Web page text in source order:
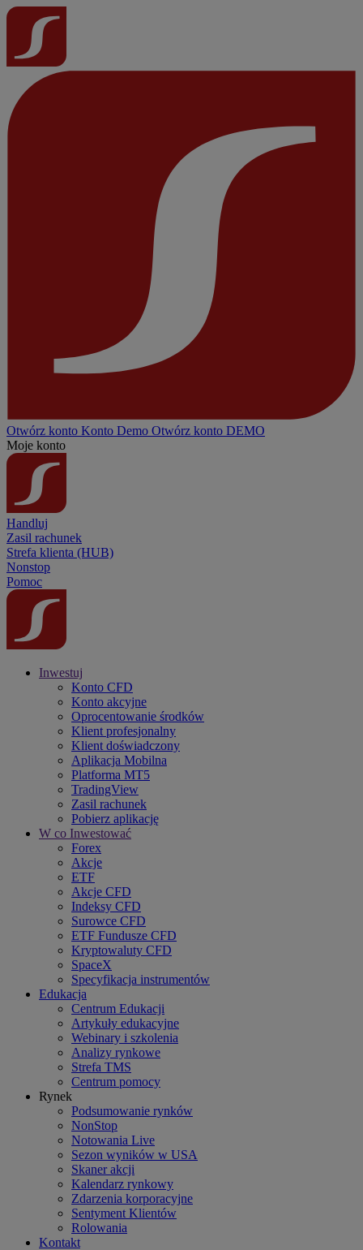
Otwórz konto Konto Demo Otwórz konto DEMO
Moje konto
Handluj
Zasil rachunek
Strefa klienta (HUB)
Nonstop
Pomoc
Inwestuj
Konto CFD
Konto akcyjne
Oprocentowanie środków
Klient profesjonalny
Klient doświadczony
Aplikacja Mobilna
Platforma MT5
TradingView
Zasil rachunek
Pobierz aplikację
W co Inwestować
Forex
Akcje
ETF
Akcje CFD
Indeksy CFD
Surowce CFD
ETF Fundusze CFD
Kryptowaluty CFD
SpaceX
Specyfikacja instrumentów
Edukacja
Centrum Edukacji
Artykuły edukacyjne
Webinary i szkolenia
Analizy rynkowe
Strefa TMS
Centrum pomocy
Rynek
Podsumowanie rynków
NonStop
Notowania Live
Sezon wyników w USA
Skaner akcji
Kalendarz rynkowy
Zdarzenia korporacyjne
Sentyment Klientów
Rolowania
Kontakt